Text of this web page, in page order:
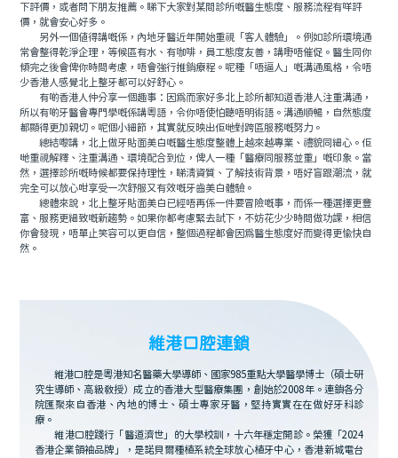
下評價，或者問下朋友推薦。睇下大家對某間診所嘅醫生態度、服務流程有咩評
價，就會安心好多。
另外一個值得講嘅係，內地牙醫近年開始重視「客人體驗」。例如診所環境通
常會整得乾淨企理，等候區有水、有咖啡，員工態度友善，講嘢唔催促。醫生同你
傾完之後會俾你時間考慮，唔會強行推銷療程。呢種「唔逼人」嘅溝通風格，令唔
少香港人感覺北上整牙都可以好舒心。
有啲香港人仲分享一個趣事：因爲而家好多北上診所都知道香港人注重溝通，
所以有啲牙醫會專門學嘅係講粵語，令你唔使怕聽唔明術語。溝通順暢，自然態度
都顯得更加親切。呢個小細節，其實就反映出佢哋對跨區服務嘅努力。
總結嚟講，北上做牙貼面美白嘅醫生態度整體上越來越專業、禮貌同細心。佢
哋重視解釋、注重溝通、環境配合到位，俾人一種「醫療同服務並重」嘅印象。當
然，選擇診所嘅時候都要保持理性，睇清資質、了解技術背景，唔好盲跟潮流，就
完全可以放心咁享受一次舒服又有效嘅牙齒美白體驗。
總體來說，北上整牙貼面美白已經唔再係一件要冒險嘅事，而係一種選擇更豐
富、服務更細致嘅新趨勢。如果你都考慮緊去試下，不妨花少少時間做功課，相信
你會發現，唔單止笑容可以更自信，整個過程都會因爲醫生態度好而變得更愉快自
然。
維港口腔連鎖
維港口腔是粵港知名醫藥大學導師、國家985重點大學醫學博士（碩士研
究生導師、高級教授）成立的香港大型醫療集團，創始於2008年。連鎖各分
院匯聚來自香港、內地的博士、碩士專家牙醫，堅持實實在在做好牙科診
療。
維港口腔踐行「醫道濟世」的大學校訓，十六年穩定開診。榮獲「2024
香港企業領袖品牌」，是諾貝爾種植系統全球放心植牙中心，香港新城電台